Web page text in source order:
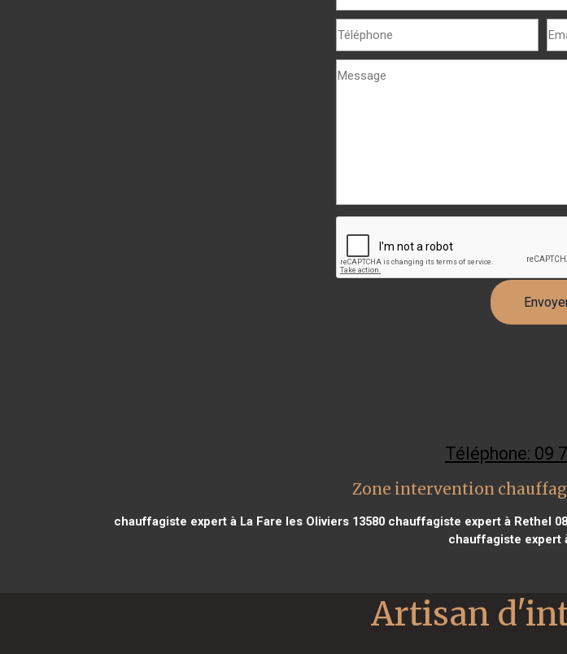
Téléphone: 09
Zone intervention
chauffagiste expert à La Fare les Oliviers 13580chauffagiste expert à Rethel
chauffagiste expert
Artisan